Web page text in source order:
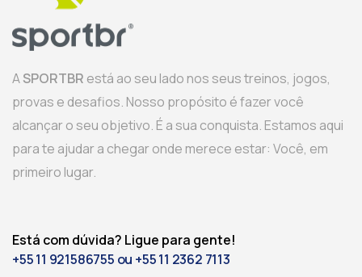
ASPORTBR está ao seu lado nos seus treinos, jogos,
provas e desafios. Nosso propósito é fazer você
alcançar o seu objetivo. É a sua conquista. Estamos aqui
para te ajudar a chegar onde merece estar: Você, em
primeiro lugar.
Está com dúvida? Ligue para gente!
+55 11 921586755 ou +55 11 2362 7113